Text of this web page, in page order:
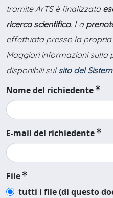
tramite ArTS è finalizzata
ricerca scientifica. La
effettuata presso la propria
Maggiori informazioni sulla
disponibili sul sito del
Nome del richiedente
E-mail del richiedente
File
tutti i file (di questo